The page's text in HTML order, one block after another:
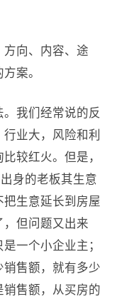
向、内容、途
案。
我们经常说的反
业大，风险和利
较红火。但是，
身的老板其生意
生意延长到房屋
但问题又出来
一个小企业主；
售额，就有多少
售额，从买房的